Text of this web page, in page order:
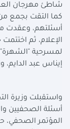
شاطئ مهرجان
كما التقت بجمع
أسئلتهم، وعقدت
الإعلام، ثم
لمسرحية
إيناس عبد الدايم،
واستقبلت وزيرة
أسئلة الصحفيين
المؤتمر الصحفي،